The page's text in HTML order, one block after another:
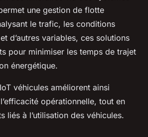
une gestion de flotte
le trafic, les conditions
d’autres variables, ces solutions
pour minimiser les temps de trajet
énergétique.
véhicules améliorent ainsi
opérationnelle, tout en
liés à l’utilisation des véhicules.